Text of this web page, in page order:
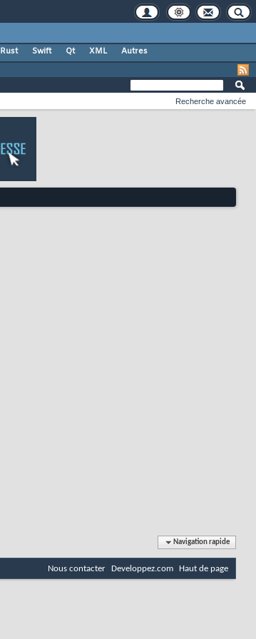
Rust Swift Qt XML
Autres
Recherche avancée
Navigation rapide
Nous contacter Developpez.com Haut de page